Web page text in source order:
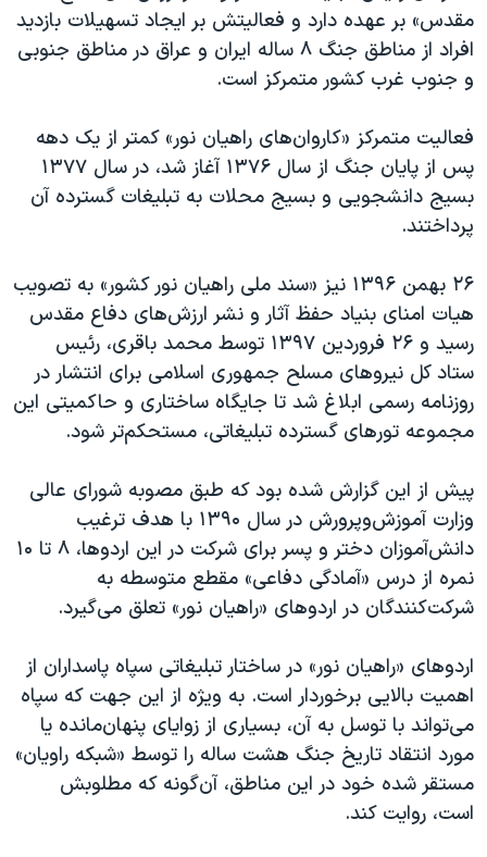
مقدس» بر عهده دارد و فعالیتش بر ایجاد تسهیلات بازدید
افراد از مناطق جنگ ۸ ساله ایران و عراق در مناطق جنوبی
و جنوب غرب کشور متمرکز است.
فعالیت متمرکز «کاروان‌های راهیان نور» کمتر از یک دهه
پس از پایان جنگ از سال ۱۳۷۶ آغاز شد، در سال ۱۳۷۷
بسیج دانشجویی و بسیج محلات به تبلیغات گسترده آن
پرداختند.
۲۶ بهمن ۱۳۹۶ نیز «سند ملی راهیان نور کشور» به تصویب
هیات امنای بنیاد حفظ آثار و نشر ارزش‌های دفاع مقدس
رسید و ۲۶ فروردین ۱۳۹۷ توسط محمد باقری، رئیس
ستاد کل نیروهای مسلح جمهوری اسلامی برای انتشار در
روزنامه رسمی ابلاغ شد تا جایگاه ساختاری و حاکمیتی این
مجموعه تورهای گسترده تبلیغاتی، مستحکم‌تر شود.
پیش از این گزارش شده بود که طبق مصوبه شورای عالی
وزارت آموزش‌وپرورش در سال ۱۳۹۰ با هدف ترغیب
دانش‌آموزان دختر و پسر برای شرکت در این اردوها، ۸ تا ۱۰
نمره از درس «آمادگی دفاعی» مقطع متوسطه به
شرکت‌کنندگان در اردوهای «راهیان نور» تعلق می‌گیرد.
اردوهای «راهیان نور» در ساختار تبلیغاتی سپاه پاسداران از
اهمیت بالایی برخوردار است. به ویژه از این جهت که سپاه
می‌تواند با توسل به آن، بسیاری از زوایای پنهان‌مانده یا
مورد انتقاد تاریخ جنگ هشت ساله را توسط «شبکه راویان»
مستقر شده خود در این مناطق، آن‌گونه که مطلوبش
است، روایت کند.